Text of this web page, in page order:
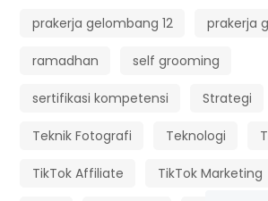
prakerja gelombang 12 prakerja
ramadhan self grooming
sertifikasi kompetensi Strategi
Teknik Fotografi Teknologi
TikTok Affiliate TikTok Marketing